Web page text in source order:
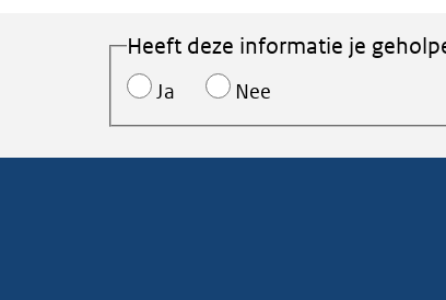
Heeft deze informatie je
Ja Nee